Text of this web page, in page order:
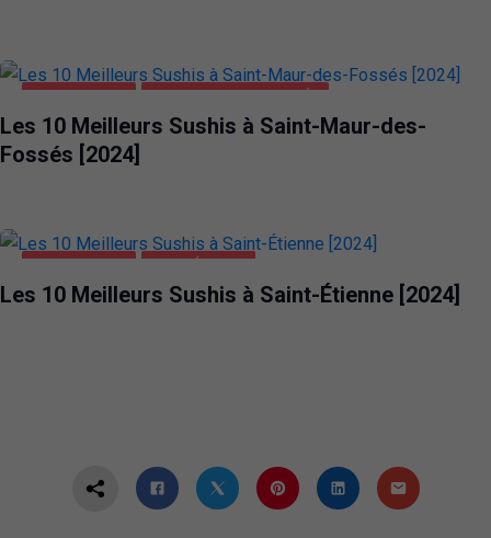
ALIMENTATION SAINT-MAUR-DES-FOSSÉS
Les 10 Meilleurs Sushis à Saint-Maur-des-
Fossés [2024]
ALIMENTATION SAINT-ÉTIENNE
Les 10 Meilleurs Sushis à Saint-Étienne [2024]